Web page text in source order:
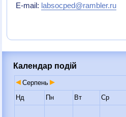
E-mail: labsocped@rambler.ru
Календар подій
Серпень
Нд
Пн Вт Ср